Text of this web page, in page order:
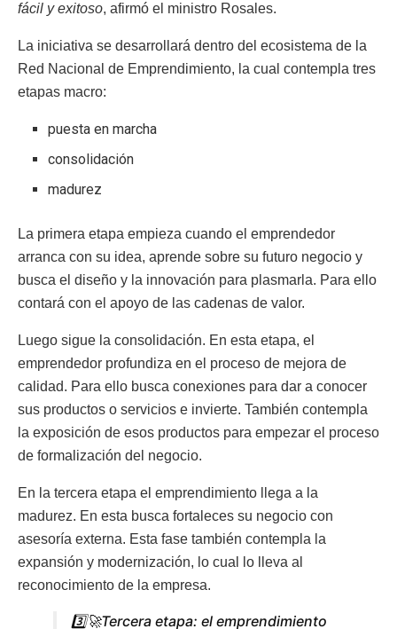
fácil y exitoso, afirmó el ministro Rosales.
La iniciativa se desarrollará dentro del ecosistema de la
Red Nacional de Emprendimiento, la cual contempla tres
etapas macro:
puesta en marcha
consolidación
madurez
La primera etapa empieza cuando el emprendedor
arranca con su idea, aprende sobre su futuro negocio y
busca el diseño y la innovación para plasmarla. Para ello
contará con el apoyo de las cadenas de valor.
Luego sigue la consolidación. En esta etapa, el
emprendedor profundiza en el proceso de mejora de
calidad. Para ello busca conexiones para dar a conocer
sus productos o servicios e invierte. También contempla
la exposición de esos productos para empezar el proceso
de formalización del negocio.
En la tercera etapa el emprendimiento llega a la
madurez. En esta busca fortaleces su negocio con
asesoría externa. Esta fase también contempla la
expansión y modernización, lo cual lo lleva al
reconocimiento de la empresa.
3️⃣🚀Tercera etapa: el emprendimiento